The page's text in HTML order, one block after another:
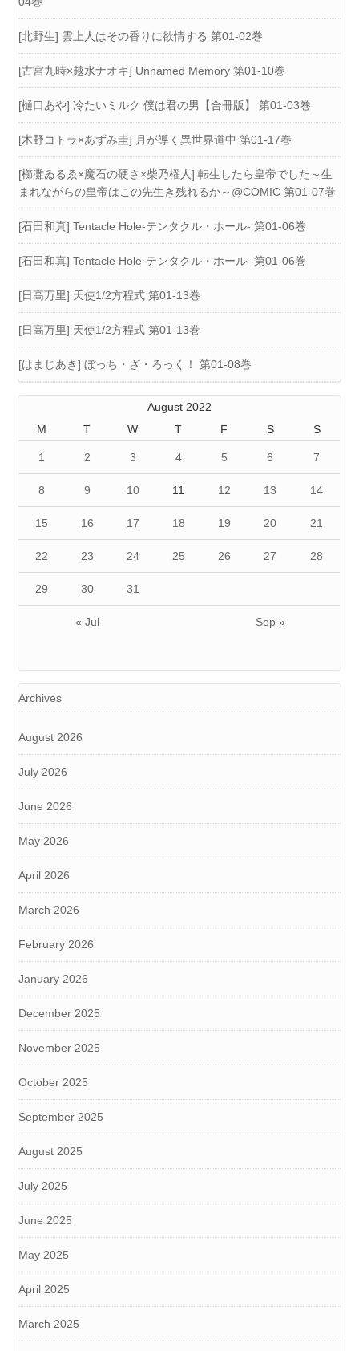
[北野生] 雲上人はその香りに欲情する 第01-02巻
[古宮九時×越水ナオキ] Unnamed Memory 第01-10巻
[樋口あや] 冷たいミルク 僕は君の男【合冊版】 第01-03巻
[木野コトラ×あずみ圭] 月が導く異世界道中 第01-17巻
[櫛灘ゐるゑ×魔石の硬さ×柴乃櫂人] 転生したら皇帝でした～生
まれながらの皇帝はこの先生き残れるか～@COMIC 第01-07巻
[石田和真] Tentacle Hole-テンタクル・ホール- 第01-06巻
[石田和真] Tentacle Hole-テンタクル・ホール- 第01-06巻
[日高万里] 天使1/2方程式 第01-13巻
[日高万里] 天使1/2方程式 第01-13巻
[はまじあき] ぼっち・ざ・ろっく！ 第01-08巻
August 2022
M
T W T F S S
« Jul Sep »
1 2 3 4 5 6 7
8 9 10 11 12 13 14
15 16 17 18 19 20 21
22 23 24 25 26 27 28
29 30 31
Archives
August 2026
July 2026
June 2026
May 2026
April 2026
March 2026
February 2026
January 2026
December 2025
November 2025
October 2025
September 2025
August 2025
July 2025
June 2025
May 2025
April 2025
March 2025